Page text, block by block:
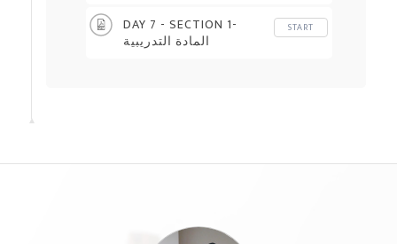
DAY 7 - SECTION 1-
المادة التدريبية
START